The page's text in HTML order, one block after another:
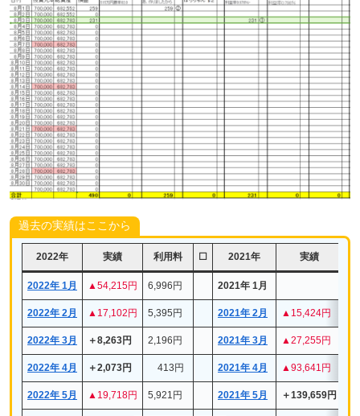
過去の実績はここから
2022年 実績 利用料 ☐ 2021年 実績
2022年 1月 ▲54,215円 6,996円 2021年 1月
2022年 2月 ▲17,102 円 5,395円 2021年 2月 ▲15,424円
2022年 3月 ＋8,263円 2,196円 2021年 3月 ▲27,255円
2022年 4月 ＋2,073円 413円 2021年 4月 ▲93,641円
2022年 5月 ▲19,718円 5,921円 2021年 5月 ＋139,659円